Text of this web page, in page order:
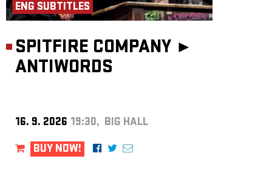
ENG SUBTITLES
SPITFIRE COMPANY ►
ANTIWORDS
16. 9. 2026 19:30, BIG HALL
BUY NOW!